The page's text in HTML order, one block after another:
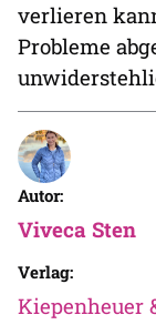
verlieren
Probleme
Autor:
Viveca Sten
Verlag:
Kiepenheuer